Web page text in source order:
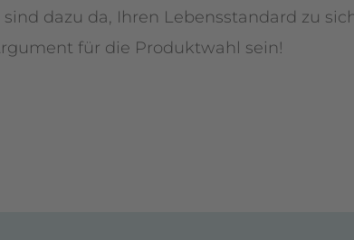
dazu da, Ihren Lebensstandard zu
für die Produktwahl sein!